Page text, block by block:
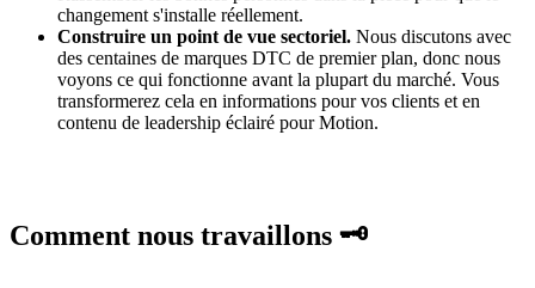
changement s'installe réellement.
Construire un point de vue sectoriel. Nous discutons avec
des centaines de marques DTC de premier plan, donc nous
voyons ce qui fonctionne avant la plupart du marché. Vous
transformerez cela en informations pour vos clients et en
contenu de leadership éclairé pour Motion.
Comment nous travaillons 🗝️